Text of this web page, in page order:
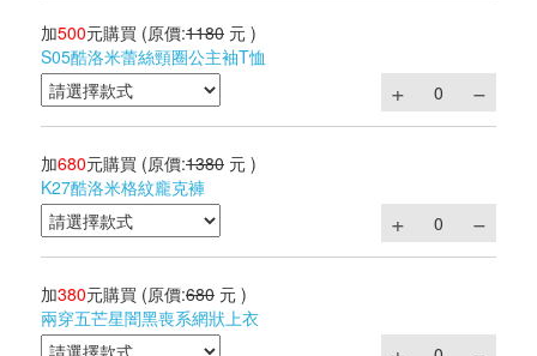
加500元購買 (原價:1180 元 )
S05酷洛米蕾絲頸圈公主袖T恤
加680元購買 (原價:1380 元 )
K27酷洛米格紋龐克褲
加380元購買 (原價:680 元 )
兩穿五芒星闇黑喪系網狀上衣